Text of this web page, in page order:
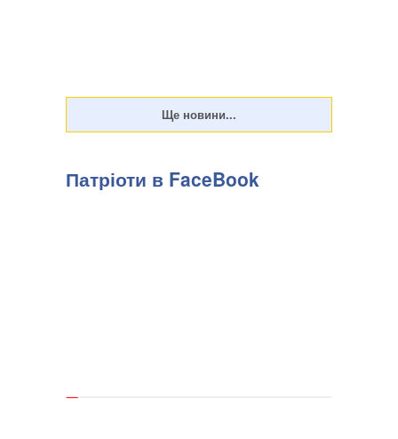
Патріоти в FaceBook